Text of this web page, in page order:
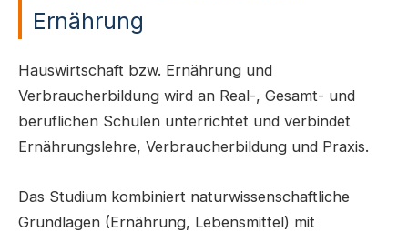
Ernährung
Hauswirtschaft bzw. Ernährung und
Verbraucherbildung wird an Real-, Gesamt- und
beruflichen Schulen unterrichtet und verbindet
Ernährungslehre, Verbraucherbildung und Praxis.
Das Studium kombiniert naturwissenschaftliche
Grundlagen (Ernährung, Lebensmittel) mit